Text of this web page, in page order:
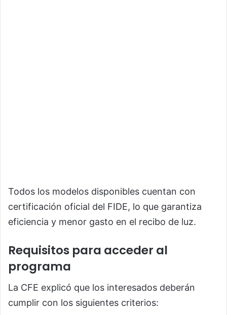
Todos los modelos disponibles cuentan con
certificación oficial del FIDE, lo que garantiza
eficiencia y menor gasto en el recibo de luz.
Requisitos para acceder al
programa
La CFE explicó que los interesados deberán
cumplir con los siguientes criterios: